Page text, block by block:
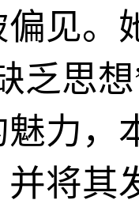
见。
乏思
力，
并将其